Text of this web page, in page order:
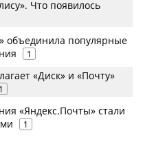
Что появилось
объединила популярные
1
«Диск» и «Почту»
1
«Яндекс.Почты» стали
1